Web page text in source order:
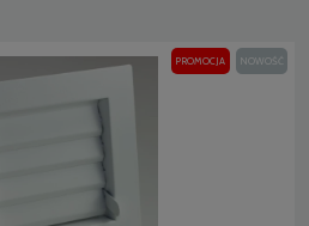
PROMOCJA NOWOŚĆ